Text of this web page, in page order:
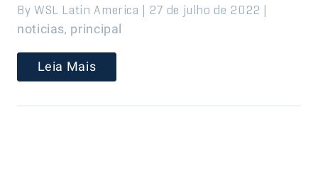
By WSL Latin America | 27 de julho de 2022 |
noticias, principal
Leia Mais